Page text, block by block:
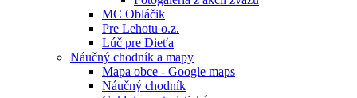
MC Obláčik
Pre Lehotu o.z.
Lúč pre Dieťa
Náučný chodník a mapy
Mapa obce - Google maps
Náučný chodník